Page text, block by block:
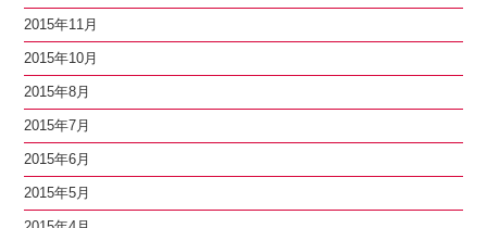
2015年11月
2015年10月
2015年8月
2015年7月
2015年6月
2015年5月